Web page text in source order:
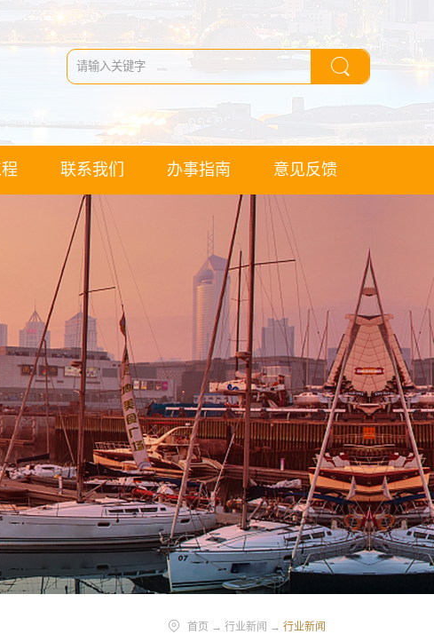
联系我们 办事指南 意见反馈
首页 → 行业新闻 → 行业新闻